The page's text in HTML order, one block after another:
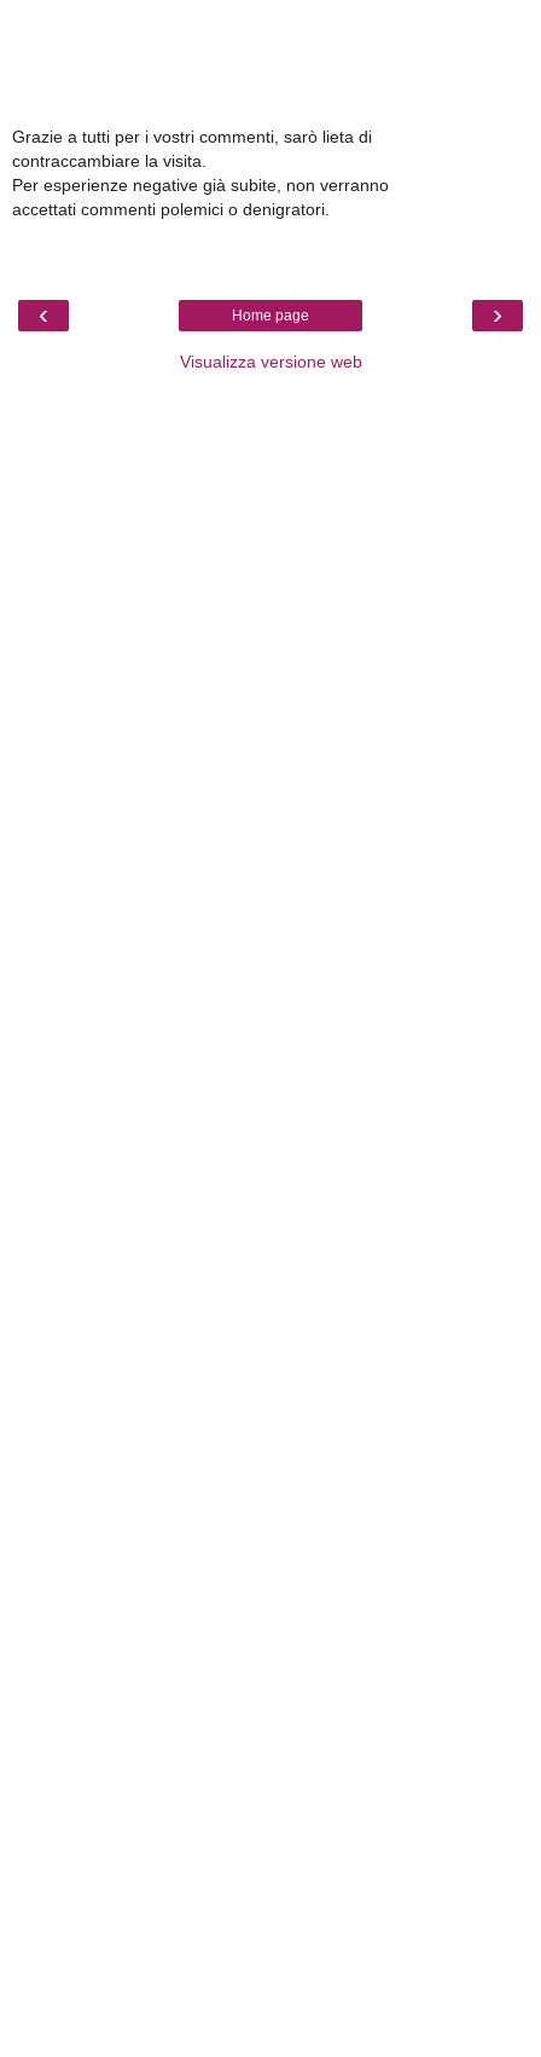
Grazie a tutti per i vostri commenti, sarò lieta di
contraccambiare la visita.
Per esperienze negative già subite, non verranno
accettati commenti polemici o denigratori.
‹ ›
Home page
Visualizza versione web